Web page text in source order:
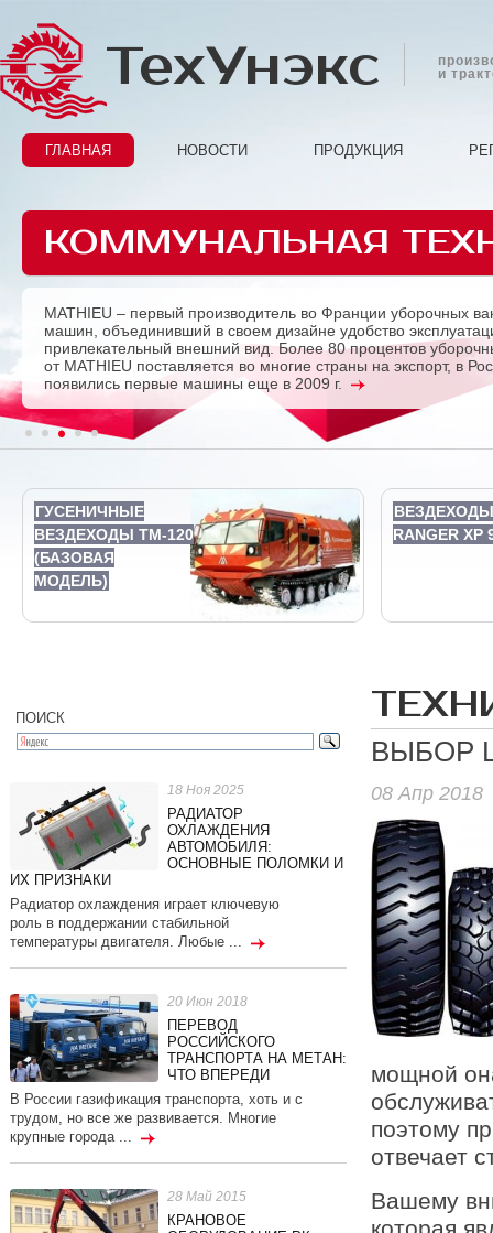
ТехУнэкс
и
ГЛАВНАЯ НОВОСТИ ПРОДУКЦИЯ
КОММУНАЛЬНАЯ
MATHIEU – первый производитель во Франции уборочных
машин, объединивший в своем дизайне удобство
привлекательный внешний вид. Более 80 процентов
от MATHIEU поставляется во многие страны на экспорт, в
появились первые машины еще в 2009 г.
Previous
1 2 3 4 5
ГУСЕНИЧНЫЕ
ВЕЗДЕХОДЫ ТМ-120
(БАЗОВАЯ
МОДЕЛЬ)
ВЕЗДЕХОДЫ
RANGER XP
ВЫБОР
08 Апр 2018
мощной
поэтому
отвечает
Вашему
которая
ПОИСК
18 Ноя 2025
РАДИАТОР
ОХЛАЖДЕНИЯ
АВТОМОБИЛЯ:
ОСНОВНЫЕ ПОЛОМКИ И
ИХ ПРИЗНАКИ
Радиатор охлаждения играет ключевую
роль в поддержании стабильной
температуры двигателя. Любые ...
20 Июн 2018
ПЕРЕВОД
РОССИЙСКОГО
ТРАНСПОРТА НА МЕТАН:
ЧТО ВПЕРЕДИ
В России газификация транспорта, хоть и с
трудом, но все же развивается. Многие
крупные города ...
28 Май 2015
КРАНОВОЕ